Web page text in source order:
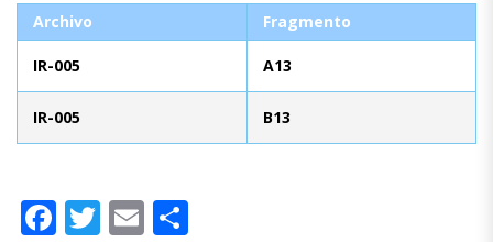
Archivo Fragmento
IR-005 A13
IR-005 B13
Facebook
Twitter
Email